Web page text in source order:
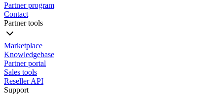
Partner program
Contact
Partner tools
Marketplace
Knowledgebase
Partner portal
Sales tools
Reseller API
Support